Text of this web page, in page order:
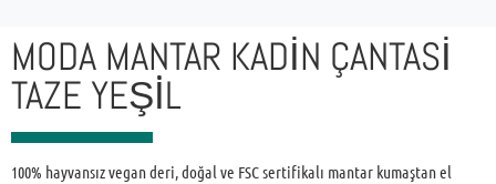
MODA MANTAR KADIN ÇANTASI
TAZE YEŞİL
100% hayvansız vegan deri, doğal ve FSC sertifikalı mantar kumaştan el